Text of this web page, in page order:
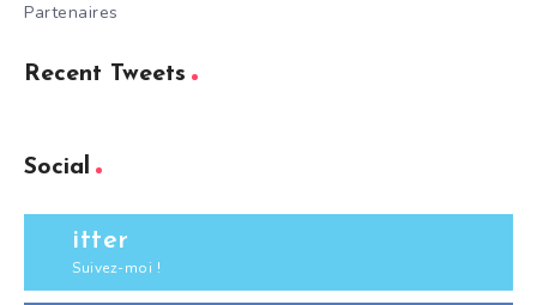
Partenaires
Recent Tweets
Social
itter
Suivez-moi !